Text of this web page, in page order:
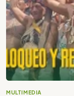
MULTIMEDIA